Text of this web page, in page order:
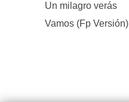
Un milagro verás
Vamos (Fp Versión)